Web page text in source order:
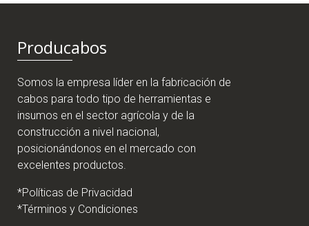
Producabos
Somos la empresa líder en la fabricación de
cabos para todo tipo de herramientas e
insumos en el sector agrícola y de la
construcción a nivel nacional,
posicionándonos en el mercado con
excelentes productos.
*Políticas de Privacidad
*Términos y Condiciones